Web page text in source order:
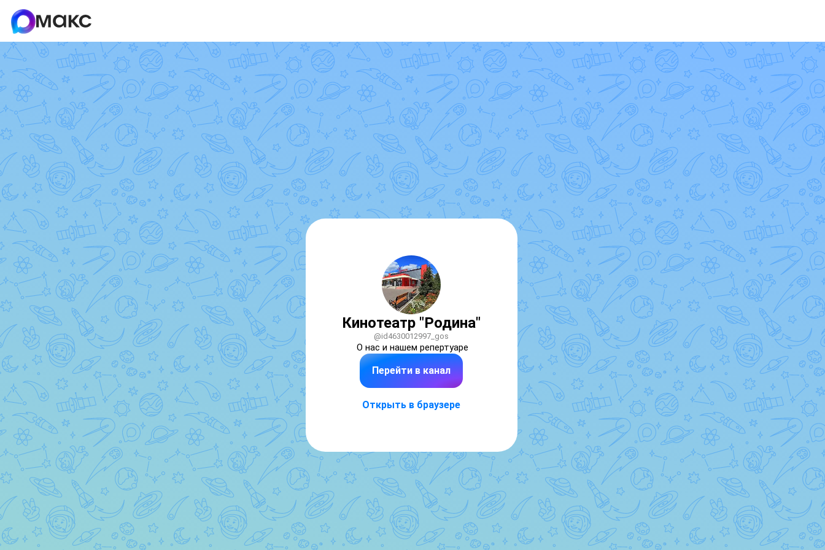
Кинотеатр "Родина"
@id4630012997_gos
О нас и нашем репертуаре
Перейти в канал
Открыть в браузере